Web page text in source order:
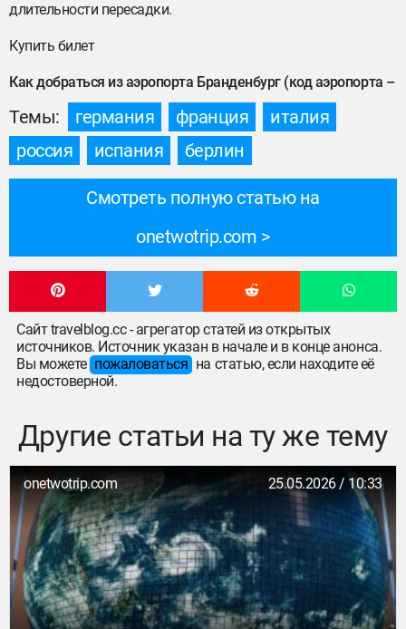
длительности пересадки.
Купить билет
Как добраться из аэропорта Бранденбург (код аэропорта –
Темы: германия франция
италия
россия
испания берлин
Смотреть полную статью на
onetwotrip.com
Сайт travelblog.cc - агрегатор статей из открытых
источников. Источник указан в начале и в конце анонса.
Вы можете пожаловаться на статью, если находите её
недостоверной.
Другие статьи на ту же тему
onetwotrip.com 25.05.2026 / 10:33